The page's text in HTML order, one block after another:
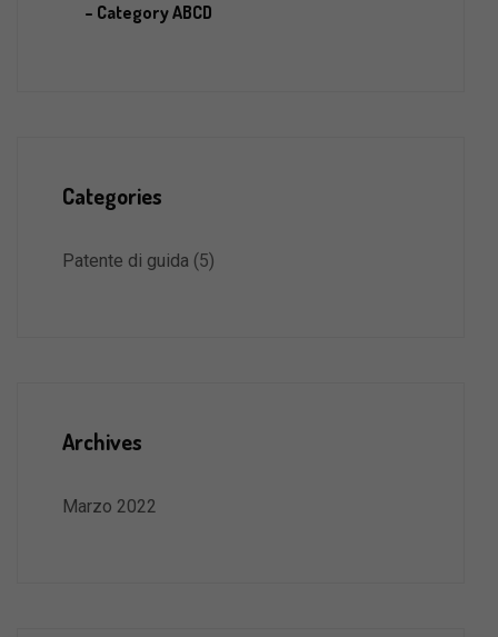
– Category ABCD
Categories
Patente di guida (5)
Archives
Marzo 2022